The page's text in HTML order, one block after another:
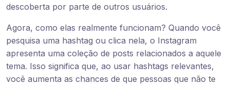
descoberta por parte de outros usuários.
Agora, como elas realmente funcionam? Quando você
pesquisa uma hashtag ou clica nela, o Instagram
apresenta uma coleção de posts relacionados a aquele
tema. Isso significa que, ao usar hashtags relevantes,
você aumenta as chances de que pessoas que não te